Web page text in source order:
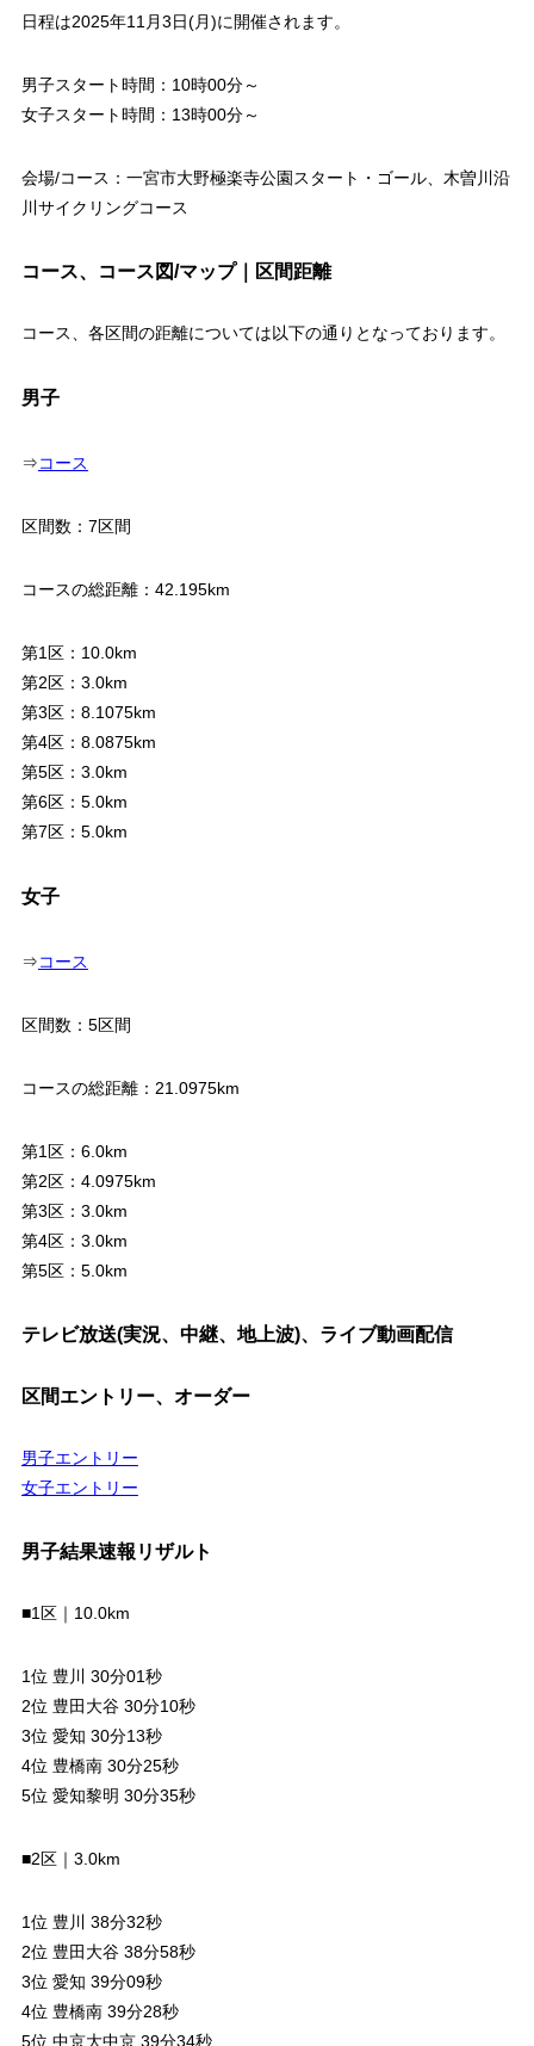
日程は2025年11月3日(月)に開催されます。
男子スタート時間：10時00分～
女子スタート時間：13時00分～
会場/コース：一宮市大野極楽寺公園スタート・ゴール、木曽川沿
川サイクリングコース
コース、コース図/マップ｜区間距離
コース、各区間の距離については以下の通りとなっております。
男子
⇒コース
区間数：7区間
コースの総距離：42.195km
第1区：10.0km
第2区：3.0km
第3区：8.1075km
第4区：8.0875km
第5区：3.0km
第6区：5.0km
第7区：5.0km
女子
⇒コース
区間数：5区間
コースの総距離：21.0975km
第1区：6.0km
第2区：4.0975km
第3区：3.0km
第4区：3.0km
第5区：5.0km
テレビ放送(実況、中継、地上波)、ライブ動画配信
区間エントリー、オーダー
男子エントリー
女子エントリー
男子結果速報リザルト
■1区｜10.0km
1位 豊川 30分01秒
2位 豊田大谷 30分10秒
3位 愛知 30分13秒
4位 豊橋南 30分25秒
5位 愛知黎明 30分35秒
■2区｜3.0km
1位 豊川 38分32秒
2位 豊田大谷 38分58秒
3位 愛知 39分09秒
4位 豊橋南 39分28秒
5位 中京大中京 39分34秒